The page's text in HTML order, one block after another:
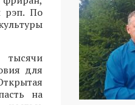
рэп. По
для
на